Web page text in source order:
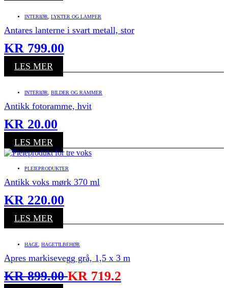
INTERIØR LYKTER OG LAMPER
Antares lanterne i svart metall, stor
KR 799.00
LES MER
INTERIØR BILDER OG RAMMER
Antikk fotoramme, hvit
KR 20.00
LES MER
PLEIEPRODUKTER
Antikk voks mørk 370 ml
KR 220.00
LES MER
HAGE HAGETILBEHØR
Apres markisevegg grå, 1,5 x 3 m
KR899.00KR 719.2